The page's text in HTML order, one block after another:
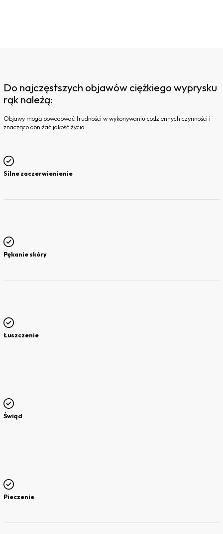
Do najczęstszych objawów ciężkiego wyprysku
rąk należą:
Objawy mogą powodować trudności w wykonywaniu codziennych czynności i
znacząco obniżać jakość życia.
Silne zaczerwienienie
Pękanie skóry
Łuszczenie
Świąd
Pieczenie